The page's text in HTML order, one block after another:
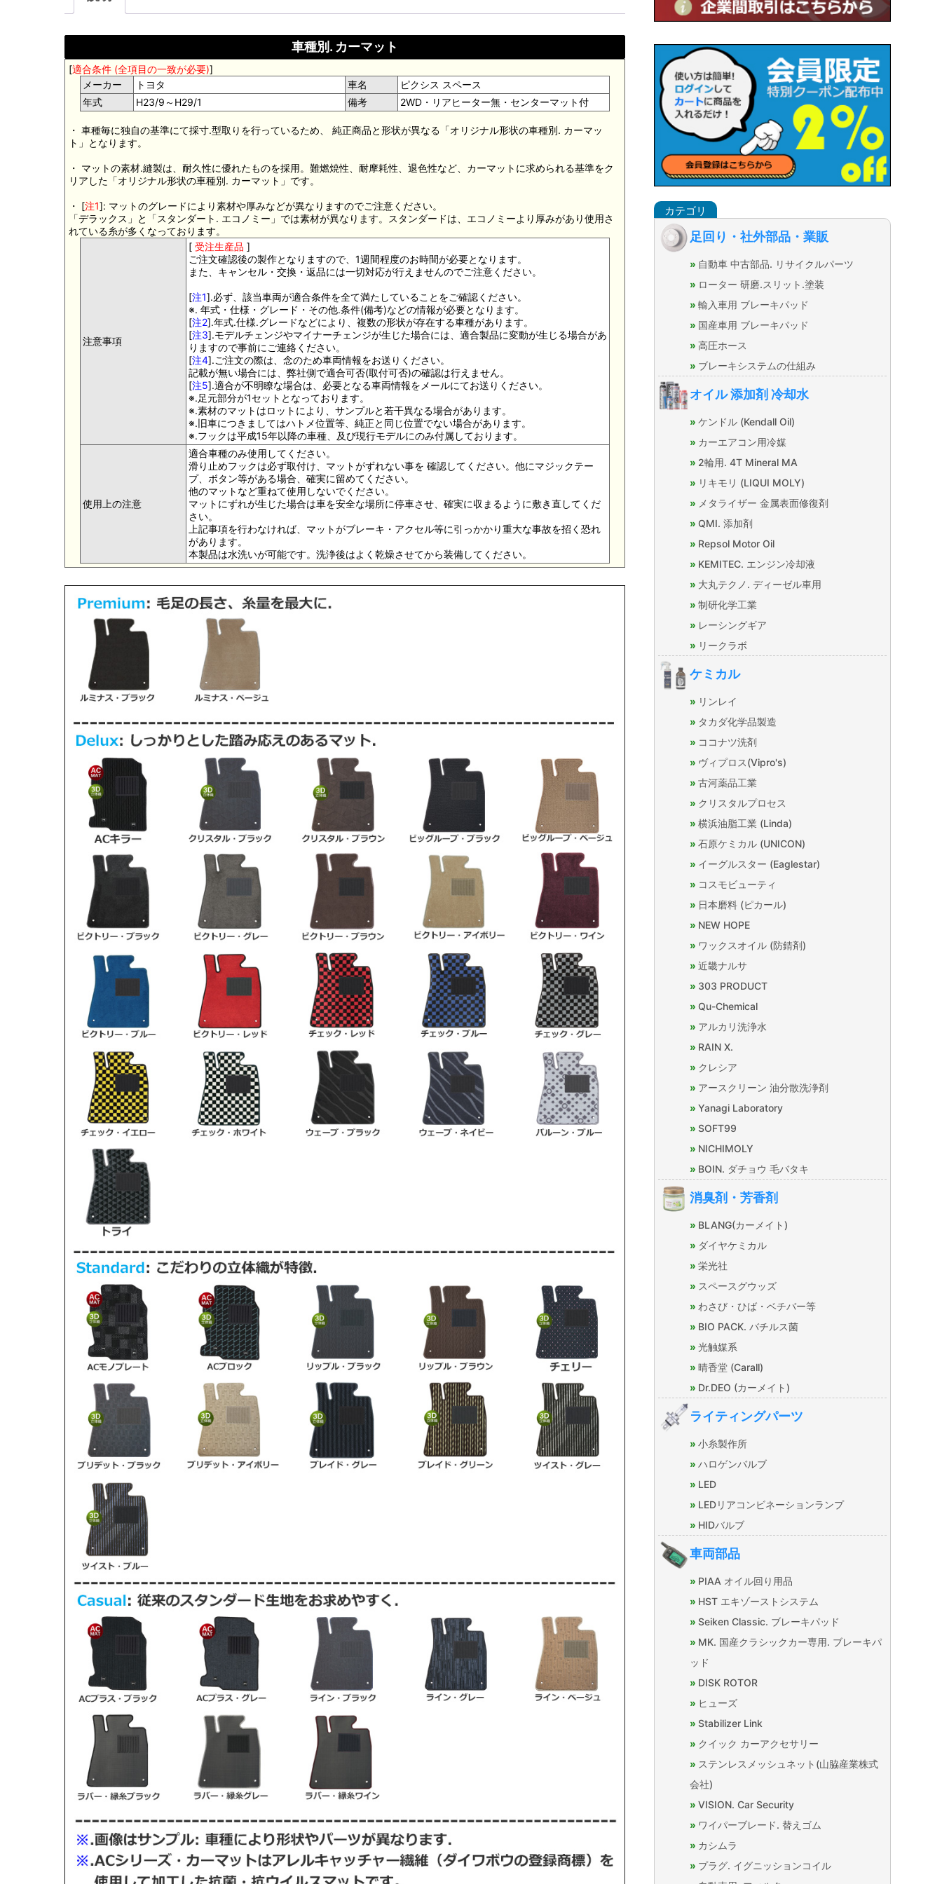
車種別. カーマット
[適合条件 (全項目の一致が必要)]
メーカー
トヨタ 車名
ピクシス スペース
年式
H23/9～H29/1 備考 2WD・リアヒーター無・センターマット付
・ 車種毎に独自の基準にて採寸.型取りを行っているため、 純正商品と形状が異なる「オリジナル形状の車種別. カーマッ
ト」となります。
・ マットの素材.縫製は、耐久性に優れたものを採用。難燃焼性、耐摩耗性、退色性など、カーマットに求められる基準をク
リアした「オリジナル形状の車種別. カーマット」です。
・ [注1]: マットのグレードにより素材や厚みなどが異なりますのでご注意ください。
「デラックス」と「スタンダート. エコノミー」では素材が異なります。スタンダードは、エコノミーより厚みがあり使用さ
れている糸が多くなっております。
注意事項
[ 受注生産品 ]
ご注文確認後の製作となりますので、1週間程度のお時間が必要となります。
また、キャンセル・交換・返品には一切対応が行えませんのでご注意ください。
[注1].必ず、該当車両が適合条件を全て満たしていることをご確認ください。
※. 年式・仕様・グレード・その他.条件(備考)などの情報が必要となります。
[注2].年式.仕様.グレードなどにより、複数の形状が存在する車種があります。
[注3].モデルチェンジやマイナーチェンジが生じた場合には、適合製品に変動が生じる場合があ
りますので事前にご連絡ください。
[注4].ご注文の際は、念のため車両情報をお送りください。
記載が無い場合には、弊社側で適合可否(取付可否)の確認は行えません。
[注5].適合が不明瞭な場合は、必要となる車両情報をメールにてお送りください。
※.足元部分が1セットとなっております。
※.素材のマットはロットにより、サンプルと若干異なる場合があります。
※.旧車につきましてはハトメ位置等、純正と同じ位置でない場合があります。
※.フックは平成15年以降の車種、及び現行モデルにのみ付属しております。
使用上の注意
適合車種のみ使用してください。
滑り止めフックは必ず取付け、マットがずれない事を 確認してください。他にマジックテー
プ、ボタン等がある場合、確実に留めてください。
他のマットなど重ねて使用しないでください。
マットにずれが生じた場合は車を安全な場所に停車させ、確実に収まるように敷き直してくだ
さい。
上記事項を行わなければ、マットがブレーキ・アクセル等に引っかかり重大な事故を招く恐れ
があります。
本製品は水洗いが可能です。洗浄後はよく乾燥させてから装備してください。
足回り・社外部品・業販
自動車 中古部品. リサイクルパーツ
ローター 研磨.スリット.塗装
輸入車用 ブレーキパッド
国産車用 ブレーキパッド
高圧ホース
ブレーキシステムの仕組み
オイル 添加剤 冷却水
ケンドル (Kendall Oil)
カーエアコン用冷媒
2輪用. 4T Mineral MA
リキモリ (LIQUI MOLY)
メタライザー 金属表面修復剤
QMI. 添加剤
Repsol Motor Oil
KEMITEC. エンジン冷却液
大丸テクノ. ディーゼル車用
制研化学工業
レーシングギア
リークラボ
ケミカル
リンレイ
タカダ化学品製造
ココナツ洗剤
ヴィプロス(Vipro's)
古河薬品工業
クリスタルプロセス
横浜油脂工業 (Linda)
石原ケミカル (UNICON)
イーグルスター (Eaglestar)
コスモビューティ
日本磨料 (ピカール)
NEW HOPE
ワックスオイル (防錆剤)
近畿ナルサ
303 PRODUCT
Qu-Chemical
アルカリ洗浄水
RAIN X.
クレシア
アースクリーン 油分散洗浄剤
Yanagi Laboratory
SOFT99
NICHIMOLY
BOIN. ダチョウ 毛バタキ
消臭剤・芳香剤
BLANG(カーメイト)
ダイヤケミカル
栄光社
スペースグウッズ
わさび・ひば・ベチバー等
BIO PACK. バチルス菌
光触媒系
晴香堂 (Carall)
Dr.DEO (カーメイト)
ライティングパーツ
小糸製作所
ハロゲンバルブ
LED
LEDリアコンビネーションランプ
HIDバルブ
車両部品
PIAA オイル回り用品
HST エキゾーストシステム
Seiken Classic. ブレーキパッド
MK. 国産クラシックカー専用. ブレーキパ
ッド
DISK ROTOR
ヒューズ
Stabilizer Link
クイック カーアクセサリー
ステンレスメッシュネット(山脇産業株式
会社)
VISION. Car Security
ワイパーブレード. 替えゴム
カシムラ
プラグ. イグニッションコイル